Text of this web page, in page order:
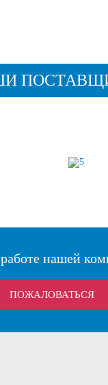
нашей
ПОЖАЛОВАТЬСЯ